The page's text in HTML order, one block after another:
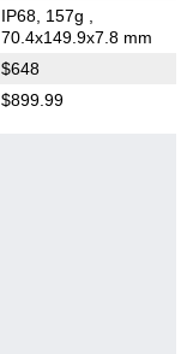
IP68, 157g
70.4x149.9x7.8 mm
$648
$899.99